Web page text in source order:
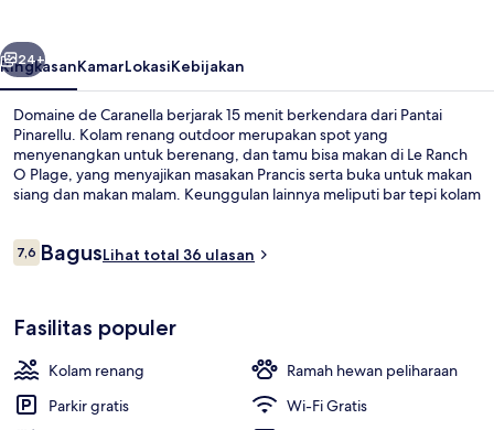
Berikutnya
24+
RingkasanKamarLokasiKebijakan
Domaine de Caranella berjarak 15 menit berkendara dari Pantai
Pinarellu. Kolam renang outdoor merupakan spot yang
menyenangkan untuk berenang, dan tamu bisa makan di Le Ranch
O Plage, yang menyajikan masakan Prancis serta buka untuk makan
siang dan makan malam. Keunggulan lainnya meliputi bar tepi kolam
Ulasan
7,67,6 dari 10
BagusLihat total 36 ulasan
Fasilitas populer
Kolam renang
Ramah hewan peliharaan
Parkir gratis
Wi-Fi Gratis